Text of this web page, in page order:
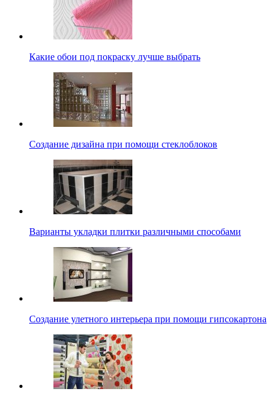
Какие обои под покраску лучше выбрать
Создание дизайна при помощи стеклоблоков
Варианты укладки плитки различными способами
Создание улетного интерьера при помощи гипсокартона